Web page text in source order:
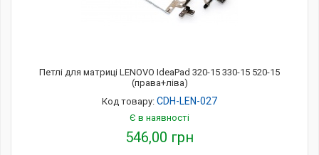
Петлі для матриці LENOVO IdeaPad 320-15 330-15 520-15
(права+ліва)
Код товару: CDH-LEN-027
Є в наявності
546,00 грн